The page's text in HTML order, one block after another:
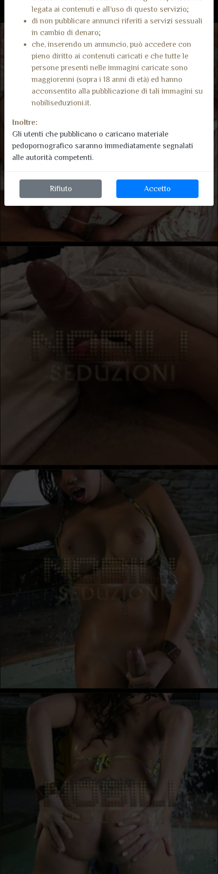
legata ai contenuti e all’uso di questo servizio;
di non pubblicare annunci riferiti a servizi sessuali
in cambio di denaro;
che, inserendo un annuncio, può accedere con
pieno diritto ai contenuti caricati e che tutte le
persone presenti nelle immagini caricate sono
maggiorenni (sopra i 18 anni di età) ed hanno
acconsentito alla pubblicazione di tali immagini su
nobiliseduzioni.it.
Inoltre:
Gli utenti che pubblicano o caricano materiale
pedopornografico saranno immediatamente segnalati
alle autorità competenti.
Rifiuto Accetto